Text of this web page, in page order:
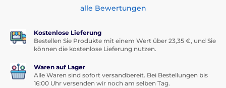
alle Bewertungen
Kostenlose Lieferung
Bestellen Sie Produkte mit einem Wert über 23,35 €, und Sie
können die kostenlose Lieferung nutzen.
Waren auf Lager
Alle Waren sind sofort versandbereit. Bei Bestellungen bis
16:00 Uhr versenden wir noch am selben Tag.